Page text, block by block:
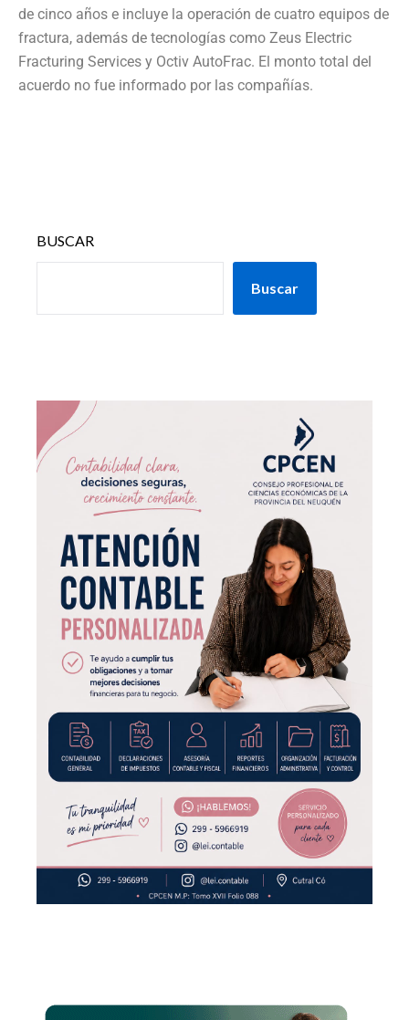
de cinco años e incluye la operación de cuatro equipos de
fractura, además de tecnologías como Zeus Electric
Fracturing Services y Octiv AutoFrac. El monto total del
acuerdo no fue informado por las compañías.
BUSCAR
Buscar